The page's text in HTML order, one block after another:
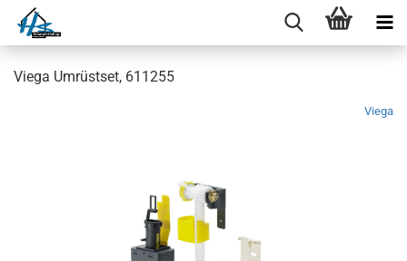
Viega Umrüstset, 611255
Viega